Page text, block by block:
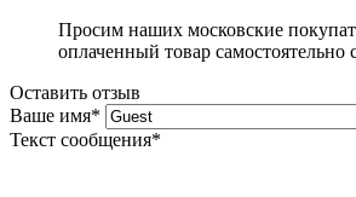
Просим наших московские
оплаченный товар самостоятельно
Оставить отзыв
Ваше имя*
Текст сообщения*